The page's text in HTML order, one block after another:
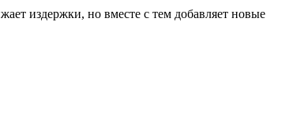
издержки, но вместе с тем добавляет новые